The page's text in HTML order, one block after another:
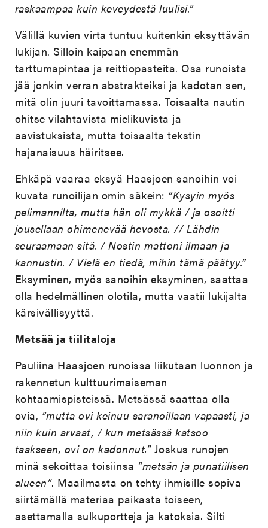
raskaampaa kuin keveydestä luulisi.”
Välillä kuvien virta tuntuu kuitenkin eksyttävän
lukijan. Silloin kaipaan enemmän
tarttumapintaa ja reittiopasteita. Osa runoista
jää jonkin verran abstrakteiksi ja kadotan sen,
mitä olin juuri tavoittamassa. Toisaalta nautin
ohitse vilahtavista mielikuvista ja
aavistuksista, mutta toisaalta tekstin
hajanaisuus häiritsee.
Ehkäpä vaaraa eksyä Haasjoen sanoihin voi
kuvata runoilijan omin säkein: ”Kysyin myös
pelimannilta, mutta hän oli mykkä / ja osoitti
jousellaan ohimenevää hevosta. // Lähdin
seuraamaan sitä. / Nostin mattoni ilmaan ja
kannustin. / Vielä en tiedä, mihin tämä päätyy.”
Eksyminen, myös sanoihin eksyminen, saattaa
olla hedelmällinen olotila, mutta vaatii lukijalta
kärsivällisyyttä.
Metsää ja tiilitaloja
Pauliina Haasjoen runoissa liikutaan luonnon ja
rakennetun kulttuurimaiseman
kohtaamispisteissä. Metsässä saattaa olla
ovia, ”mutta ovi keinuu saranoillaan vapaasti, ja
niin kuin arvaat, / kun metsässä katsoo
taakseen, ovi on kadonnut.”Joskus runojen
minä sekoittaa toisiinsa ”metsän ja punatiilisen
alueen”. Maailmasta on tehty ihmisille sopiva
siirtämällä materiaa paikasta toiseen,
asettamalla sulkuportteja ja katoksia. Silti